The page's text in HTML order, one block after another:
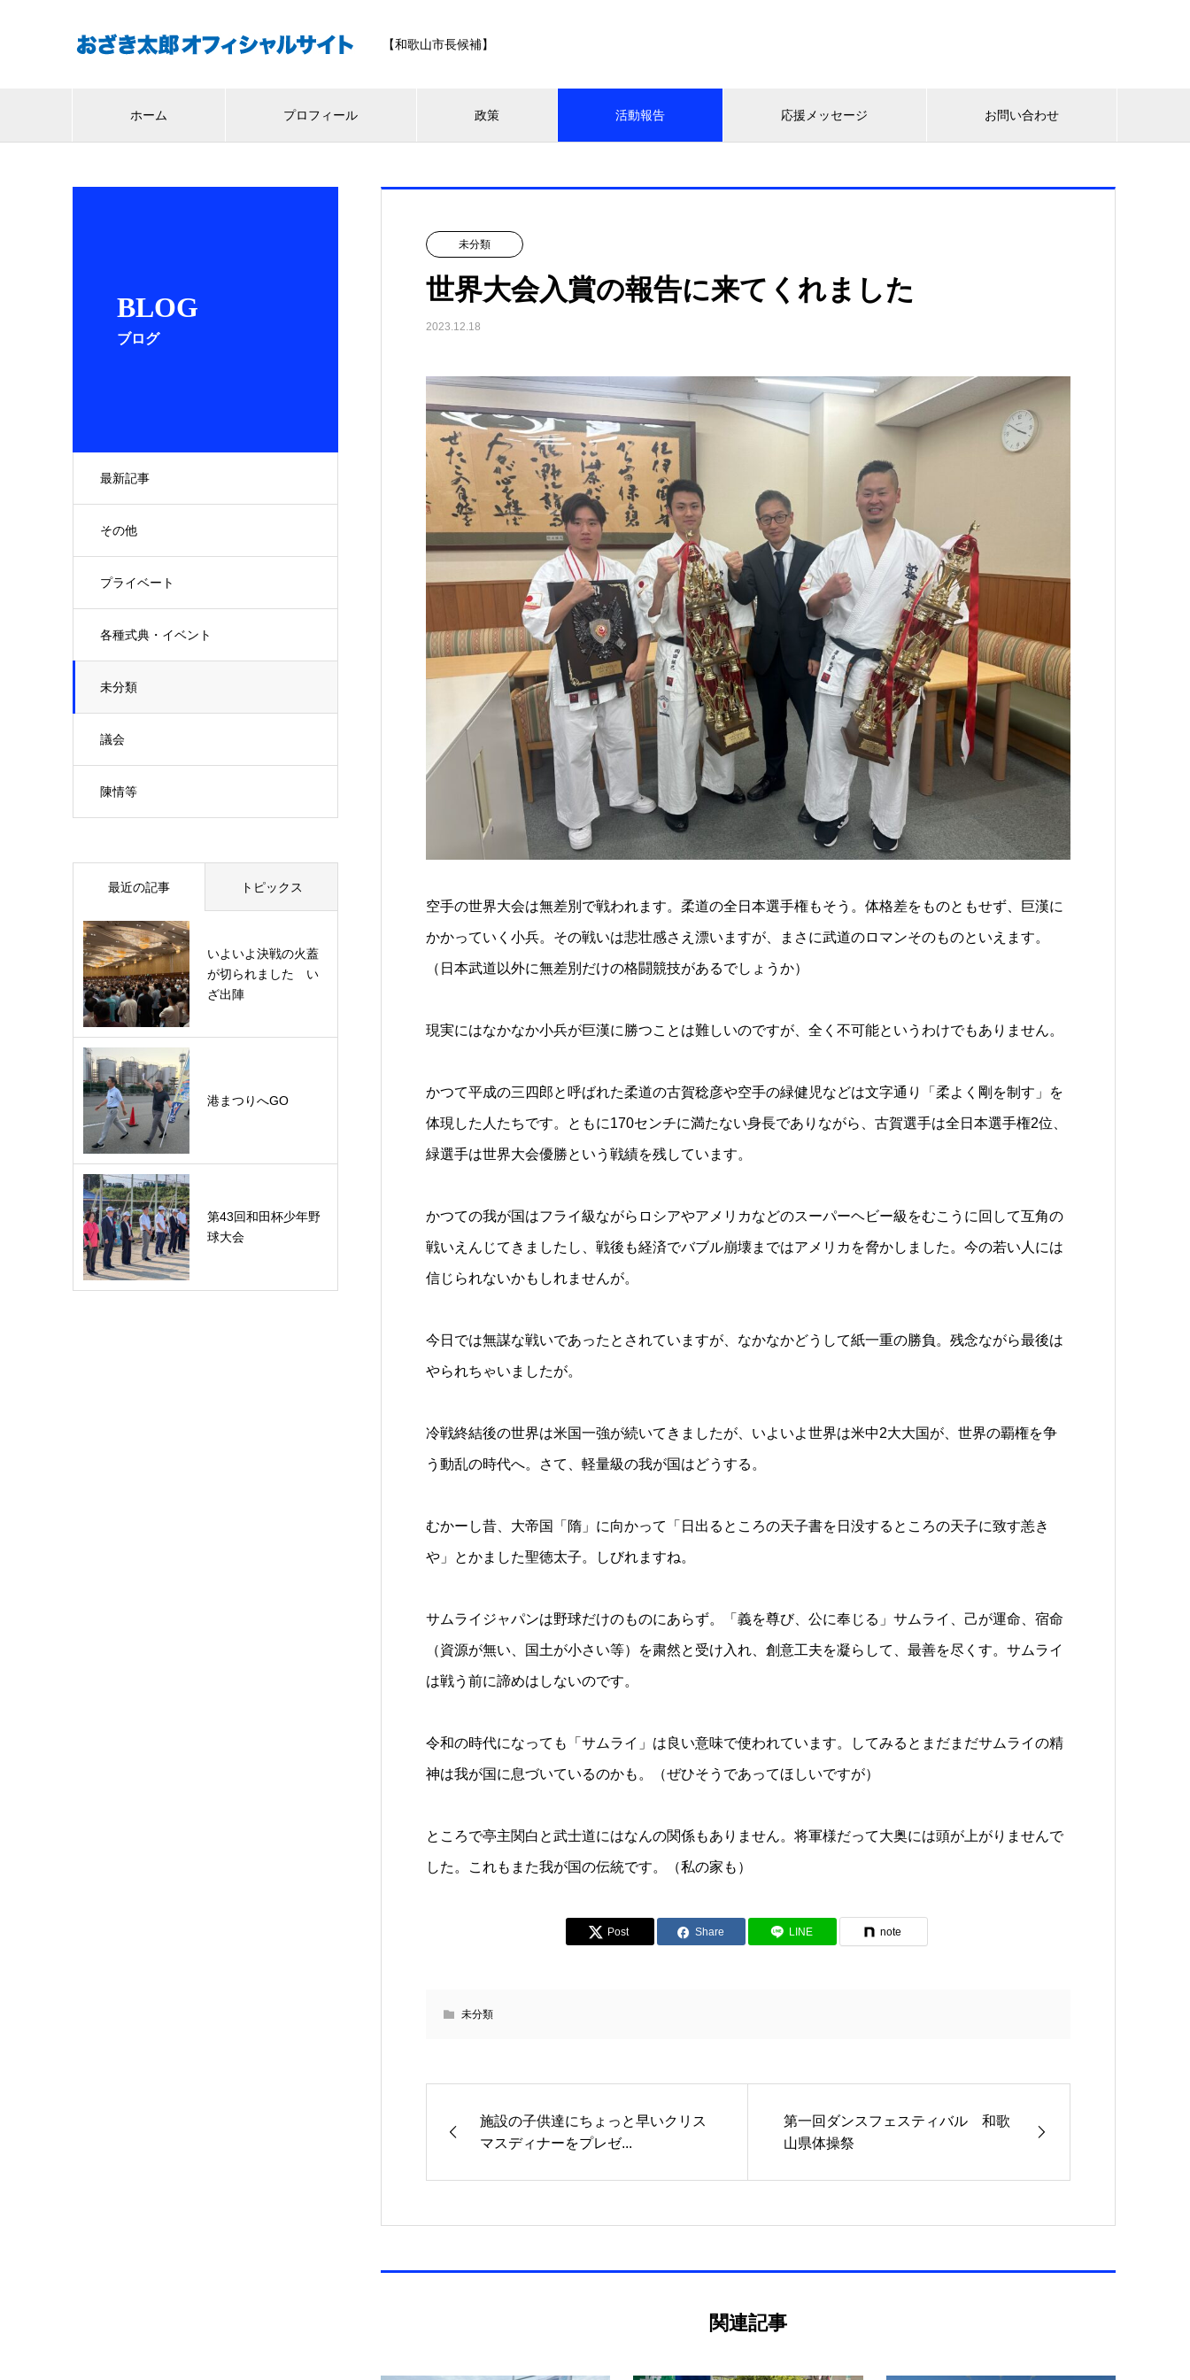
【和歌山市長候補】
ホーム プロフィール 政策 活動報告 応援メッセージ お問い合わせ
BLOG
ブログ
最新記事
その他
プライベート
各種式典・イベント
未分類
議会
陳情等
未分類
世界大会入賞の報告に来てくれました
2023.12.18
空手の世界大会は無差別で戦われます。柔道の全日本選手権もそう。体格差をものともせず、巨漢に
かかっていく小兵。その戦いは悲壮感さえ漂いますが、まさに武道のロマンそのものといえます。
（日本武道以外に無差別だけの格闘競技があるでしょうか）
現実にはなかなか小兵が巨漢に勝つことは難しいのですが、全く不可能というわけでもありません。
かつて平成の三四郎と呼ばれた柔道の古賀稔彦や空手の緑健児などは文字通り「柔よく剛を制す」を
体現した人たちです。ともに170センチに満たない身長でありながら、古賀選手は全日本選手権2位、
緑選手は世界大会優勝という戦績を残しています。
かつての我が国はフライ級ながらロシアやアメリカなどのスーパーヘビー級をむこうに回して互角の
戦いえんじてきましたし、戦後も経済でバブル崩壊まではアメリカを脅かしました。今の若い人には
信じられないかもしれませんが。
今日では無謀な戦いであったとされていますが、なかなかどうして紙一重の勝負。残念ながら最後は
やられちゃいましたが。
冷戦終結後の世界は米国一強が続いてきましたが、いよいよ世界は米中2大大国が、世界の覇権を争
う動乱の時代へ。さて、軽量級の我が国はどうする。
むかーし昔、大帝国「隋」に向かって「日出るところの天子書を日没するところの天子に致す恙き
や」とかました聖徳太子。しびれますね。
サムライジャパンは野球だけのものにあらず。「義を尊び、公に奉じる」サムライ、己が運命、宿命
（資源が無い、国土が小さい等）を粛然と受け入れ、創意工夫を凝らして、最善を尽くす。サムライ
は戦う前に諦めはしないのです。
令和の時代になっても「サムライ」は良い意味で使われています。してみるとまだまだサムライの精
神は我が国に息づいているのかも。（ぜひそうであってほしいですが）
ところで亭主関白と武士道にはなんの関係もありません。将軍様だって大奥には頭が上がりませんで
した。これもまた我が国の伝統です。（私の家も）
Post Share LINE note
未分類
施設の子供達にちょっと早いクリス
マスディナーをプレゼ...
第一回ダンスフェスティバル 和歌
山県体操祭
関連記事
最近の記事 トピックス
いよいよ決戦の火蓋
が切られました い
ざ出陣
港まつりへGO
第43回和田杯少年野
球大会